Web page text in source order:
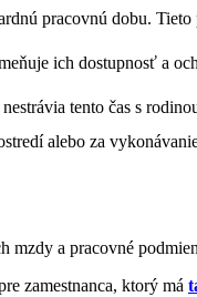
pracovnú dobu.
ich dostupnosť a
tento čas s
alebo za
mzdy a pracovné
zamestnanca, ktorý má